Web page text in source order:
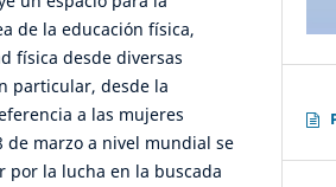
de la educación física,
física desde diversas
particular, desde la
a las mujeres
de marzo a nivel mundial se
por la lucha en la buscada